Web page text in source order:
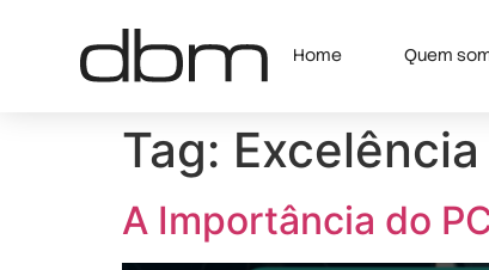
Home Quem
Tag:
A Importância do